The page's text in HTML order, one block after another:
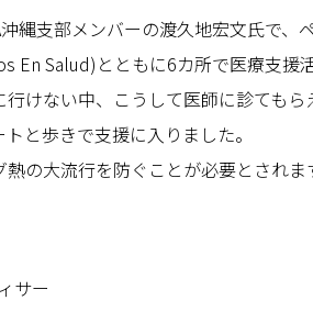
縄支部メンバーの渡久地宏文氏で
En Salud)とともに6カ所で医療支
けない中、こうして医師に診ても
と歩きで支援に入りました。
の大流行を防ぐことが必要とされま
サー